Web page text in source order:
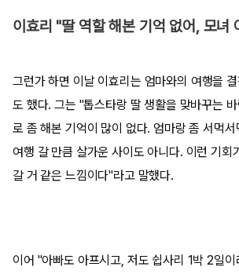
이효리 "딸 역할 해본 기억 없어, 모녀
그런가 하면 이날 이효리는 엄마와의 여행을
도 했다. 그는 "톱스타랑 딸 생활을 맞바꾸는
로 좀 해본 기억이 많이 없다. 엄마랑 좀 서먹서
여행 갈 만큼 살가운 사이도 아니다. 이런 기회
갈 거 같은 느낌이다"라고 말했다.
이어 "아빠도 아프시고, 저도 쉽사리 1박 2일